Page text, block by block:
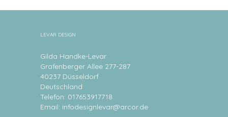
LEVAR DESIGN
Gilda Handke-Levar
Grafenberger Allee 277-287
40237 Düsseldorf
Deutschland
Telefon: 017653917718
Email: infodesignlevar@arcor.de